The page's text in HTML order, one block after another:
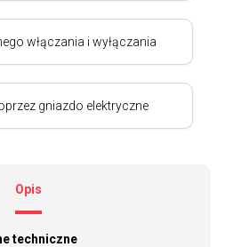
włączania i wyłączania
gniazdo elektryczne
Opis
techniczne